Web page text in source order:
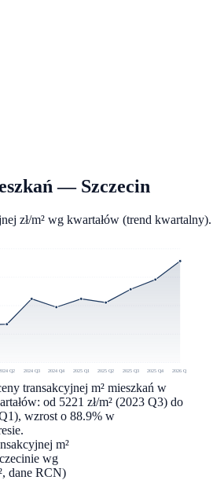
— Szczecin
zł/m² wg kwartałów (trend kwartalny).
Q2 2024 Q3 2024 Q4 2025 Q1 2025 Q2 2025 Q3 2025 Q4 2026 Q1
transakcyjnej m² mieszkań w
od 5221 zł/m² (2023 Q3) do
wzrost o 88.9% w
m²
wg
dane RCN)